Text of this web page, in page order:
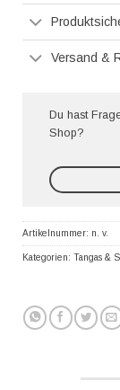
Versand &
Du hast
Shop?
Artikelnummer: n. v.
Kategorien: Tangas &